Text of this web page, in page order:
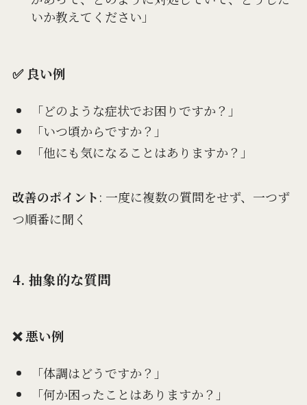
いか教えてください」
✅ 良い例
「どのような症状でお困りですか？」
「いつ頃からですか？」
「他にも気になることはありますか？」
改善のポイント: 一度に複数の質問をせず、一つず
つ順番に聞く
4. 抽象的な質問
❌ 悪い例
「体調はどうですか？」
「何か困ったことはありますか？」